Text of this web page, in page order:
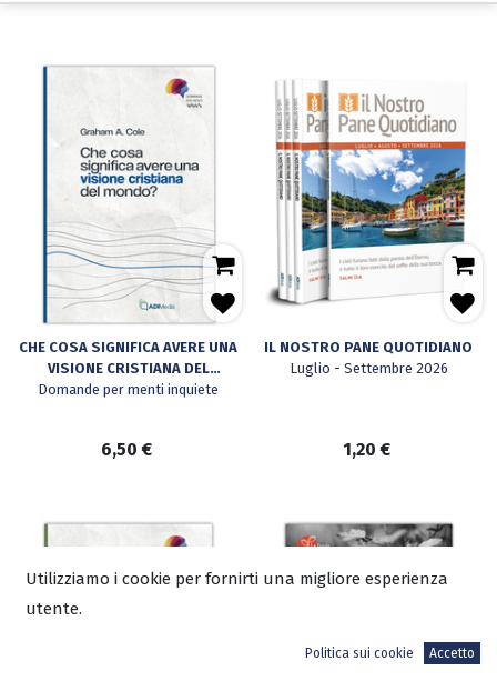
CHE COSA SIGNIFICA AVERE UNA
VISIONE CRISTIANA DEL
MONDO?
Domande per menti inquiete
6,50 €
IL NOSTRO PANE QUOTIDIANO
Luglio - Settembre 2026
1,20 €
Utilizziamo i cookie per fornirti una migliore esperienza
utente.
Politica sui cookie Accetto